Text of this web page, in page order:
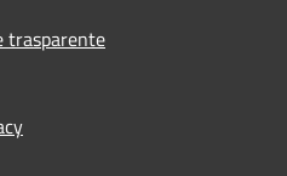
trasparente